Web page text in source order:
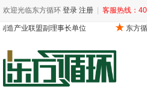
欢迎光临东方循环 登录 注册 客服热线：